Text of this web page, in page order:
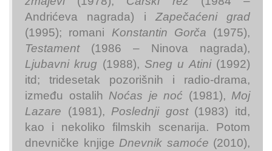
Andrićeva nagrada) i Zapečaćeni grad
(1995); romani Konstantin Gorča (1975),
Testament(1986 – Ninova nagrada),
Ljubavni krug (1988), Sneg u Atini(1992)
itd; tridesetak pozorišnih i radio-drama,
između ostalih Noćas je noć (1981), Moj
Lazare (1981), Poslednji gost(1983) itd,
kao i nekoliko filmskih scenarija. Potom
dnevničke knjige Dnevnik samoće (2010),